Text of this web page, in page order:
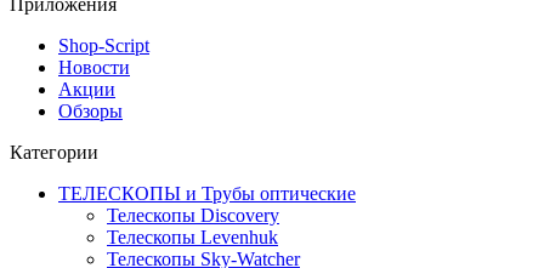
Приложения
Shop-Script
Новости
Акции
Обзоры
Категории
ТЕЛЕСКОПЫ и Трубы оптические
Телескопы Discovery
Телескопы Levenhuk
Телескопы Sky-Watcher